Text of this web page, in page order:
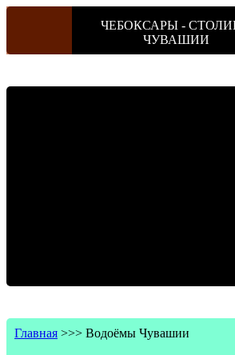
ЧЕБОКСАРЫ -
ЧУВАШИИ
Главная >>> Водоёмы Чувашии